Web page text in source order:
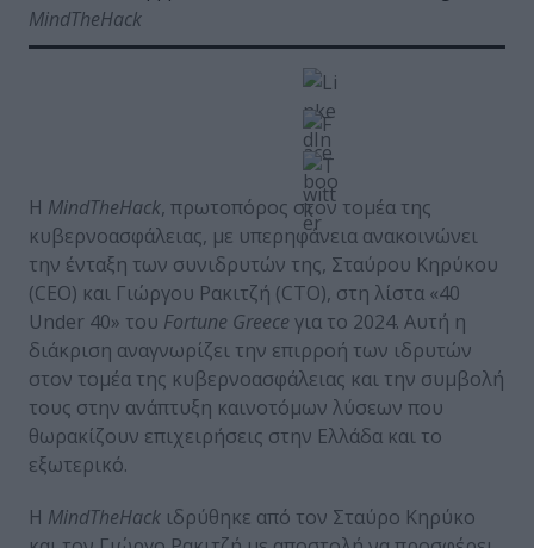
MindTheHack
Η MindTheHack, πρωτοπόρος στον τομέα της
κυβερνοασφάλειας, με υπερηφάνεια ανακοινώνει
την ένταξη των συνιδρυτών της, Σταύρου Κηρύκου
(CEO) και Γιώργου Ρακιτζή (CTO), στη λίστα «40
Under 40» του Fortune Greece για το 2024. Αυτή η
διάκριση αναγνωρίζει την επιρροή των ιδρυτών
στον τομέα της κυβερνοασφάλειας και την συμβολή
τους στην ανάπτυξη καινοτόμων λύσεων που
θωρακίζουν επιχειρήσεις στην Ελλάδα και το
εξωτερικό.
Η MindTheHack ιδρύθηκε από τον Σταύρο Κηρύκο